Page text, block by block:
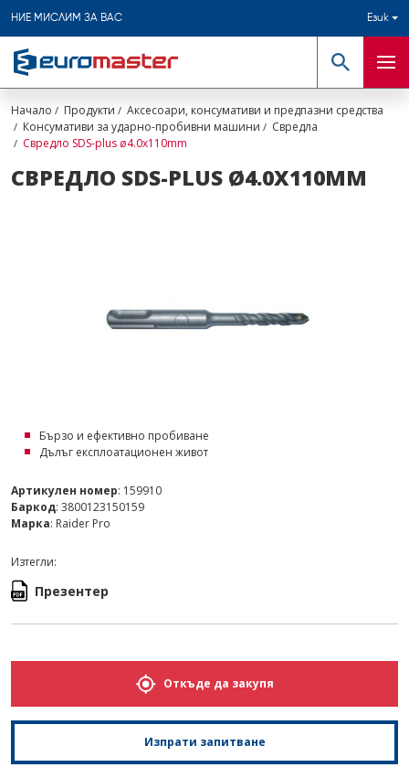
НИЕ МИСЛИМ ЗА ВАС Език
Търсене
Начало Продукти
Аксесоари, консумативи и предпазни средства
Консумативи за ударно-пробивни машини
Свредла
Свредло SDS-plus ø4.0х110mm
СВРЕДЛО SDS-PLUS Ø4.0Х110MM
Бързо и ефективно пробиване
Дълъг експлоатационен живот
Артикулен номер: 159910
Баркод: 3800123150159
Марка: Raider Pro
Изтегли:
Презентер
Откъде да закупя
Изпрати запитване